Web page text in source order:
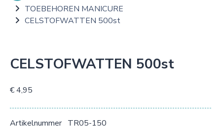
TOEBEHOREN MANICURE
CELSTOFWATTEN 500st
CELSTOFWATTEN 500st
€ 4,95
Artikelnummer TR05-150